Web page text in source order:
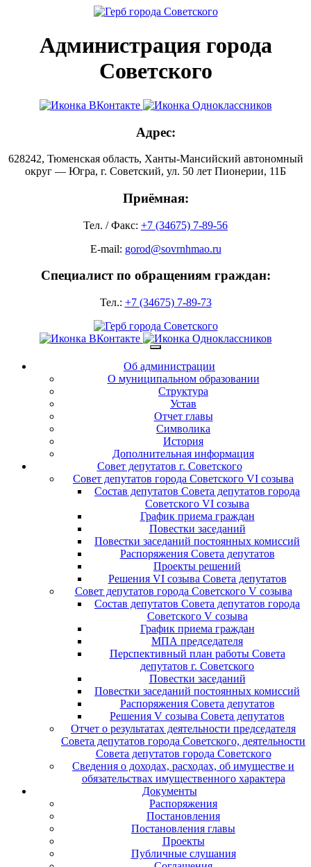
Администрация города
Советского
Адрес:
628242, Тюменская область, Ханты-Мансийский автономный
округ — Югра, г. Советский, ул. 50 лет Пионерии, 11Б
Приёмная:
Тел. / Факс: +7 (34675) 7-89-56
E-mail: gorod@sovrnhmao.ru
Специалист по обращениям граждан:
Тел.: +7 (34675) 7-89-73
Об администрации
О муниципальном образовании
Структура
Устав
Отчет главы
Символика
История
Дополнительная информация
Совет депутатов г. Советского
Совет депутатов города Советского VI созыва
Состав депутатов Совета депутатов города
Советского VI созыва
График приема граждан
Повестки заседаний
Повестки заседаний постоянных комиссий
Распоряжения Совета депутатов
Проекты решений
Решения VI созыва Совета депутатов
Совет депутатов города Советского V созыва
Состав депутатов Совета депутатов города
Советского V созыва
График приема граждан
МПА председателя
Перспективный план работы Совета
депутатов г. Советского
Повестки заседаний
Повестки заседаний постоянных комиссий
Распоряжения Совета депутатов
Решения V созыва Совета депутатов
Отчет о результатах деятельности председателя
Совета депутатов города Советского, деятельности
Совета депутатов города Советского
Сведения о доходах, расходах, об имуществе и
обязательствах имущественного характера
Документы
Распоряжения
Постановления
Постановления главы
Проекты
Публичные слушания